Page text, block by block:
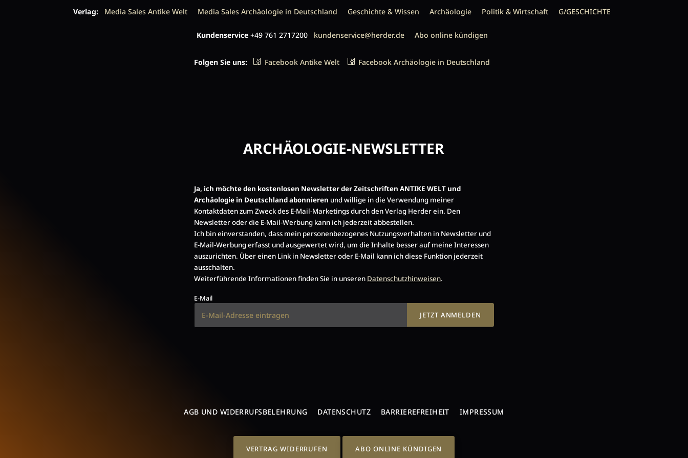
Verlag: Media Sales Antike Welt Media Sales Archäologie in Deutschland Geschichte & Wissen Archäologie Politik & Wirtschaft G/GESCHICHTE
Kundenservice +49 761 2717200 kundenservice@herder.de Abo online kündigen
Folgen Sie uns: Facebook Antike Welt Facebook Archäologie in Deutschland
ARCHÄOLOGIE-NEWSLETTER
Ja, ich möchte den kostenlosen Newsletter der Zeitschriften ANTIKE WELT und
Archäologie in Deutschland abonnieren und willige in die Verwendung meiner
Kontaktdaten zum Zweck des E-Mail-Marketings durch den Verlag Herder ein. Den
Newsletter oder die E-Mail-Werbung kann ich jederzeit abbestellen.
Ich bin einverstanden, dass mein personenbezogenes Nutzungsverhalten in Newsletter und
E-Mail-Werbung erfasst und ausgewertet wird, um die Inhalte besser auf meine Interessen
auszurichten. Über einen Link in Newsletter oder E-Mail kann ich diese Funktion jederzeit
ausschalten.
Weiterführende Informationen finden Sie in unseren Datenschutzhinweisen.
E-Mail
JETZT ANMELDEN
AGB UND WIDERRUFSBELEHRUNG DATENSCHUTZ BARRIEREFREIHEIT IMPRESSUM
VERTRAG WIDERRUFEN ABO ONLINE KÜNDIGEN